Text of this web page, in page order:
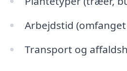
Arbejdstid
Transport og